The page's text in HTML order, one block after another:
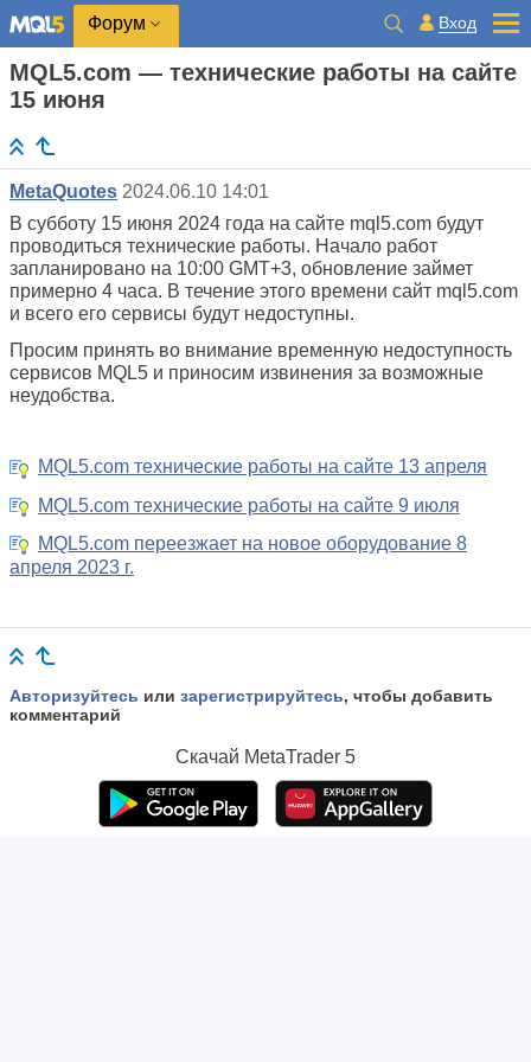
Форум Вход
MQL5.com — технические работы на сайте
15 июня
MetaQuotes 2024.06.10 14:01
В субботу 15 июня 2024 года на сайте mql5.com будут
проводиться технические работы. Начало работ
запланировано на 10:00 GMT+3, обновление займет
примерно 4 часа. В течение этого времени сайт mql5.com
и всего его сервисы будут недоступны.
Просим принять во внимание временную недоступность
сервисов MQL5 и приносим извинения за возможные
неудобства.
MQL5.com технические работы на сайте 13 апреля
MQL5.com технические работы на сайте 9 июля
MQL5.com переезжает на новое оборудование 8
апреля 2023 г.
Авторизуйтесь или зарегистрируйтесь, чтобы добавить
комментарий
Скачай MetaTrader 5